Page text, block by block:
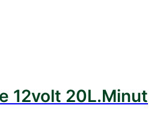
12volt 20L.Minut